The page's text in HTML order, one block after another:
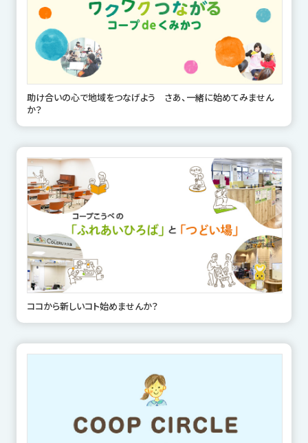
助け合いの心で地域をつなげよう さあ、一緒に始めてみません
か？
ココから新しいコト始めませんか？